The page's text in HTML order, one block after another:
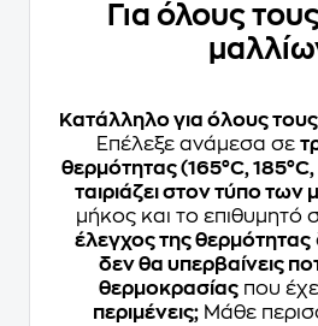
Για όλους
Κατάλληλο για όλους
Επέλεξε ανάμεσα σε
θερμότητας (165°C, 185°C,
ταιριάζει στον τύπο των
μήκος και το επιθυμητό
έλεγχος της θερμότητας
δεν θα υπερβαίνεις
θερμοκρασίας που
περιμένεις;Μάθε